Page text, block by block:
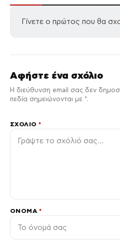
Γίνετε ο πρώτος που θα
Αφήστε ένα σχόλιο
Η διεύθυνση email σας δεν
πεδία σημειώνονται με *.
ΣΧΌΛΙΟ*
ΌΝΟΜΑ *